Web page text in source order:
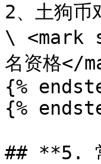
2、土狗币
\ <mark
名资格</
{%
{%
## **5.